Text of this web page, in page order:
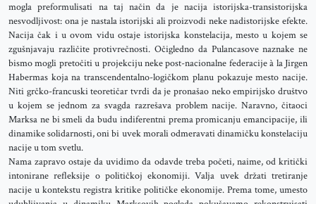
mogla preformulisati na taj način da je nacija istorijska-transistorijska
nesvodljivost: ona je nastala istorijski ali proizvodi neke nadistorijske efekte.
Nacija čak i u ovom vidu ostaje istorijska konstelacija, mesto u kojem se
zgušnjavaju različite protivrečnosti. Očigledno da Pulancasove naznake ne
bismo mogli pretočiti u projekciju neke post-nacionalne federacije à la Jirgen
Habermas koja na transcendentalno-logičkom planu pokazuje mesto nacije.
Niti grčko-francuski teoretičar tvrdi da je pronašao neko empirijsko društvo
u kojem se jednom za svagda razrešava problem nacije. Naravno, čitaoci
Marksa ne bi smeli da budu indiferentni prema promicanju emancipacije, ili
dinamike solidarnosti, oni bi uvek morali odmeravati dinamičku konstelaciju
nacije u tom svetlu.
Nama zapravo ostaje da uvidimo da odavde treba početi, naime, od kritički
intonirane refleksije o političkoj ekonomiji. Valja uvek držati tretiranje
nacije u kontekstu registra kritike političke ekonomije. Prema tome, umesto